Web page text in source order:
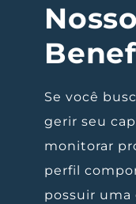
Se você
gerir seu
monitorar
perfil
possuir uma